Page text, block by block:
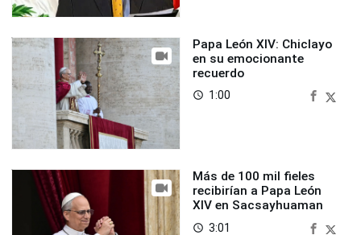
Papa León XIV: Chiclayo
en su emocionante
recuerdo
access_time 1:00
Más de 100 mil fieles
recibirían a Papa León
XIV en Sacsayhuaman
access_time 3:01